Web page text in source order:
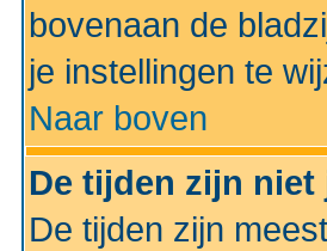
bovenaan de
je instellingen te
Naar boven
De tijden zijn niet
De tijden zijn